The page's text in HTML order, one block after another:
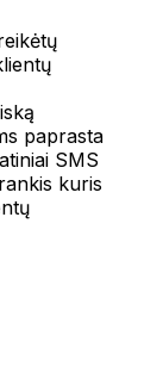
paprasta
SMS
kuris